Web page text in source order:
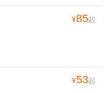
¥85起
¥53起